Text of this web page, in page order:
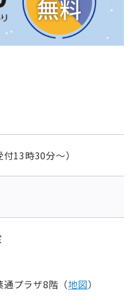
13時30分～）
プラザ8階（地図）